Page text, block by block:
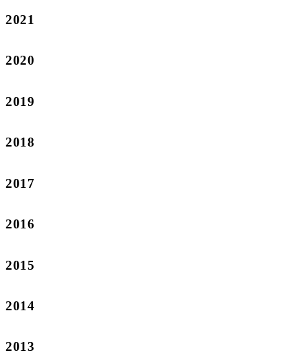
2021
2020
2019
2018
2017
2016
2015
2014
2013